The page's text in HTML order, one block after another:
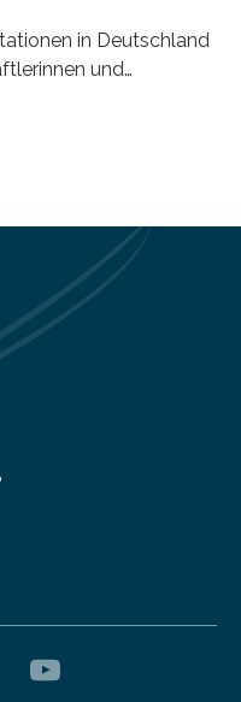
in Deutschland
und